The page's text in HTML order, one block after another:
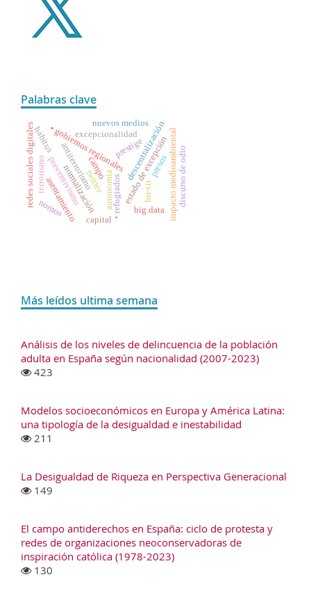
Palabras clave
autonomía
descentralización
• gobiernos regionales impacto medioambiental
prestige
antiterrorismo estado de excepción
excepcionalidad
normalización
preventivismo
terrorismo
asentamiento brexit
big data
discurso de odio
• refugiados
twitter
nuevos medios
redes sociales digitales presos
campo
capital
habitus
nomos
Más leídos ultima semana
Análisis de los niveles de delincuencia de la población
adulta en España según nacionalidad (2007-2023)
423
Modelos socioeconómicos en Europa y América Latina:
una tipología de la desigualdad e inestabilidad
211
La Desigualdad de Riqueza en Perspectiva Generacional
149
El campo antiderechos en España: ciclo de protesta y
redes de organizaciones neoconservadoras de
inspiración católica (1978-2023)
130